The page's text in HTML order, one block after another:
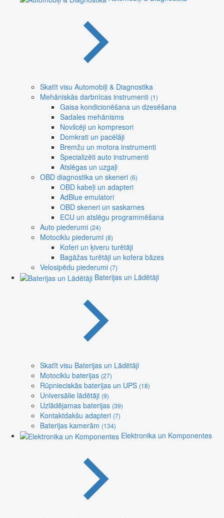
Skatīt visu Automobiļi & Diagnostika
Mehāniskās darbnīcas instrumenti (1)
Gaisa kondicionēšana un dzesēšana
Sadales mehānisms
Novilcēji un kompresori
Domkrati un pacēlāji
Bremžu un motora instrumenti
Specializēti auto instrumenti
Atslēgas un uzgaļi
OBD diagnostika un skeneri (6)
OBD kabeļi un adapteri
AdBlue emulatori
OBD skeneri un saskarnes
ECU un atslēgu programmēšana
Auto piederumi (24)
Motociklu piederumi (8)
Koferi un ķiveru turētāji
Bagāžas turētāji un kofera bāzes
Velosipēdu piederumi (7)
Baterijas un Lādētāji
Skatīt visu Baterijas un Lādētāji
Motociklu baterijas (27)
Rūpnieciskās baterijas un UPS (18)
Universālie lādētāji (9)
Uzlādējamas baterijas (39)
Kontaktdakšu adapteri (7)
Baterijas kamerām (134)
Elektronika un Komponentes